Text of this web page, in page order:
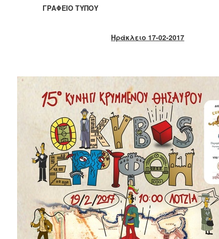
2018
2012
2011
2010
2006
ΗΡΑΚΛΕΙΟ
ΓΡΑΦΕΙΟ ΤΥΠΟΥ
Ηράκλειο 17-02-2017